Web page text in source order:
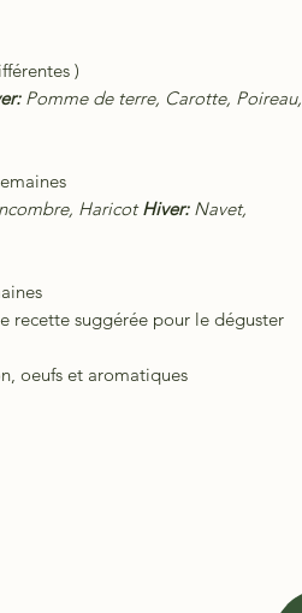
)
Pomme de terre, Carotte, Poireau,
HaricotHiver:Navet,
recette suggérée pour le déguster
oeufs et aromatiques